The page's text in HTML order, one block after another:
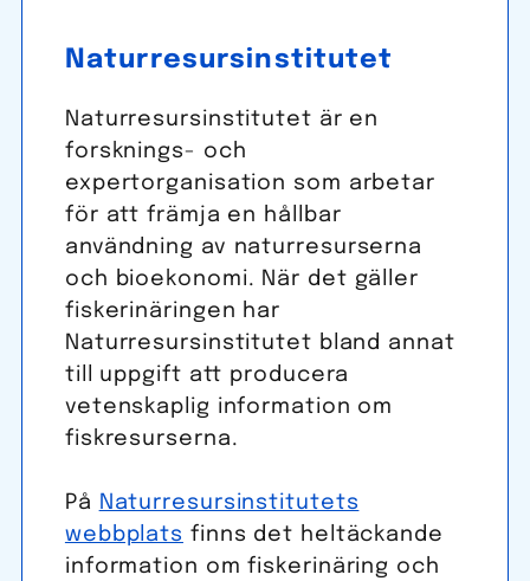
Natur­resurs­institutet
Naturresursinstitutet är en
forsknings- och
expertorganisation som arbetar
för att främja en hållbar
användning av naturresurserna
och bioekonomi. När det gäller
fiskerinäringen har
Naturresursinstitutet bland annat
till uppgift att producera
vetenskaplig information om
fiskresurserna.
På
Naturresursinstitutets
webbplats finns det heltäckande
information om fiskerinäring och